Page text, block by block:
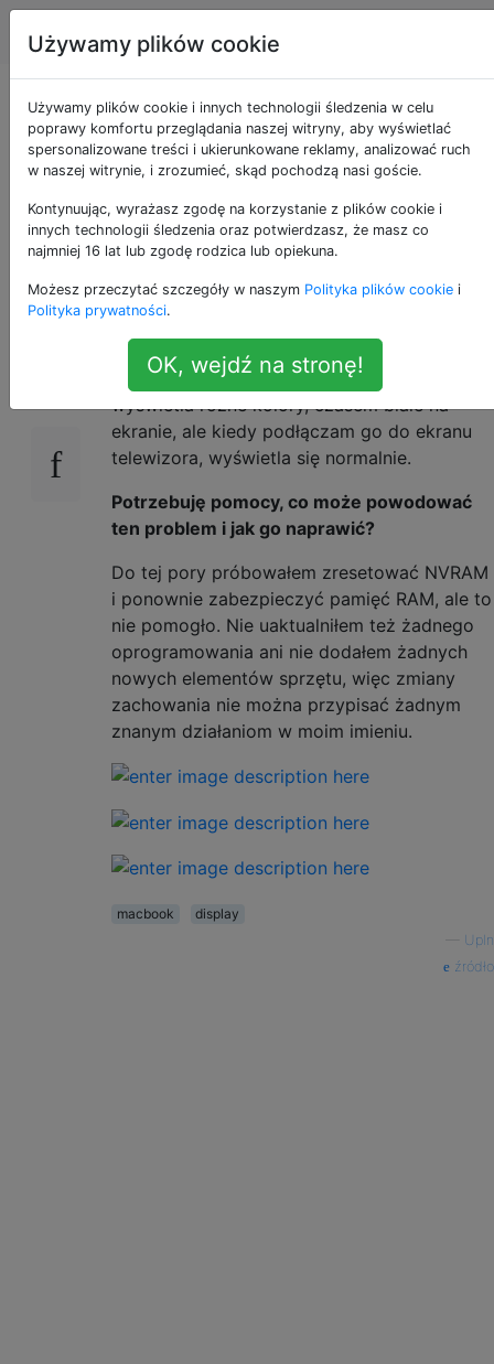
Apple Tagi
MacBook Pro z
połowy 2013 r.
Wyświetlający
wielokolorowy obraz
Mój MacBook Pro wyświetlał się normalnie
do niedawna. Teraz, kiedy go uruchomię,
wyświetla różne kolory, czasem białe na
ekranie, ale kiedy podłączam go do ekranu
telewizora, wyświetla się normalnie.
Potrzebuję pomocy, co może powodować
ten problem i jak go naprawić?
Do tej pory próbowałem zresetować NVRAM
i ponownie zabezpieczyć pamięć RAM, ale to
nie pomogło. Nie uaktualniłem też żadnego
oprogramowania ani nie dodałem żadnych
nowych elementów sprzętu, więc zmiany
zachowania nie można przypisać żadnym
znanym działaniom w moim imieniu.
macbook
display
UpIn
źródło
Używamy plików cookie
Używamy plików cookie i innych technologii śledzenia w celu
poprawy komfortu przeglądania naszej witryny, aby wyświetlać
spersonalizowane treści i ukierunkowane reklamy, analizować ruch
w naszej witrynie, i zrozumieć, skąd pochodzą nasi goście.
Kontynuując, wyrażasz zgodę na korzystanie z plików cookie i
innych technologii śledzenia oraz potwierdzasz, że masz co
najmniej 16 lat lub zgodę rodzica lub opiekuna.
Możesz przeczytać szczegóły w naszym Polityka plików cookie i
Polityka prywatności.
OK, wejdź na stronę!